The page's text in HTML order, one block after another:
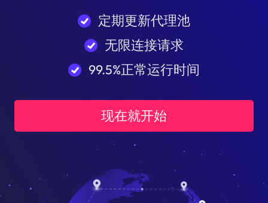
定期更新代理池
无限连接请求
99.5%正常运行时间
现在就开始